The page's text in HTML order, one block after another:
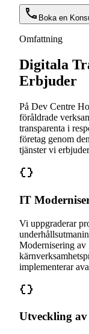
Boka en
Omfattning
Digitala
Erbjuder
På Dev Centre
föråldrade
transparenta i
företag genom
tjänster vi
IT
Vi uppgraderar
Modernisering av
implementerar
Utveckling